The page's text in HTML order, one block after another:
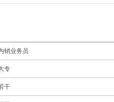
销业务员
专
干